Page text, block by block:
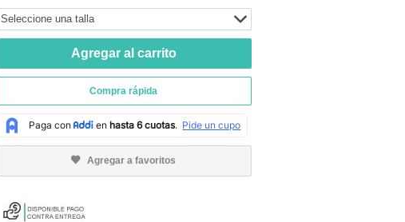
Seleccione una talla
Agregar al carrito
Compra rápida
Agregar a favoritos